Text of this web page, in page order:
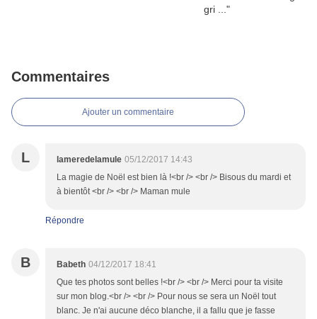
Commentaires
Ajouter un commentaire
L lameredelamule 05/12/2017 14:43
La magie de Noël est bien là !<br /> <br /> Bisous du mardi et
à bientôt <br /> <br /> Maman mule
Répondre
B Babeth 04/12/2017 18:41
Que tes photos sont belles !<br /> <br /> Merci pour ta visite
sur mon blog.<br /> <br /> Pour nous se sera un Noël tout
blanc. Je n'ai aucune déco blanche, il a fallu que je fasse